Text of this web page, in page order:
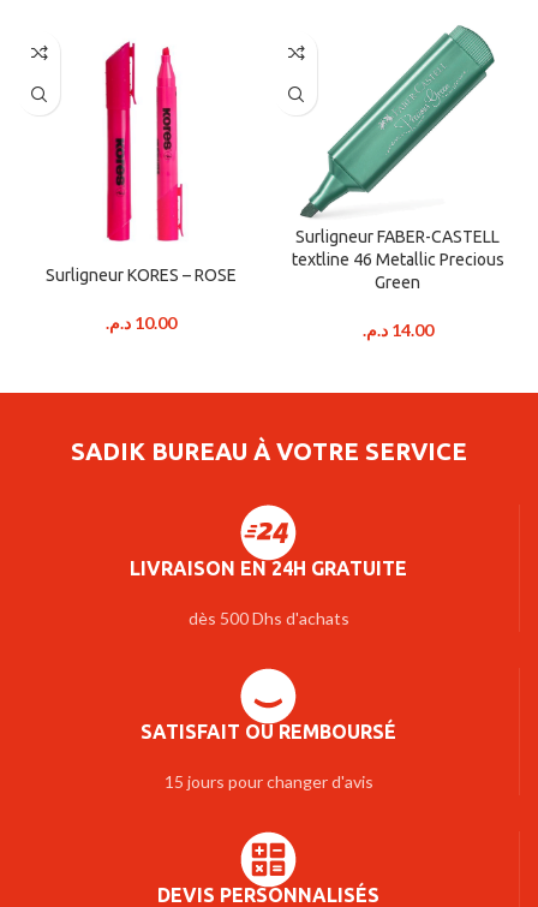
Surligneur KORES – ROSE
10.00 د.م.
Surligneur FABER-CASTELL
textline 46 Metallic Precious
Green
14.00 د.م.
SADIK BUREAU À VOTRE SERVICE
LIVRAISON EN 24H GRATUITE
dès 500 Dhs d'achats
SATISFAIT OU REMBOURSÉ
15 jours pour changer d'avis
DEVIS PERSONNALISÉS